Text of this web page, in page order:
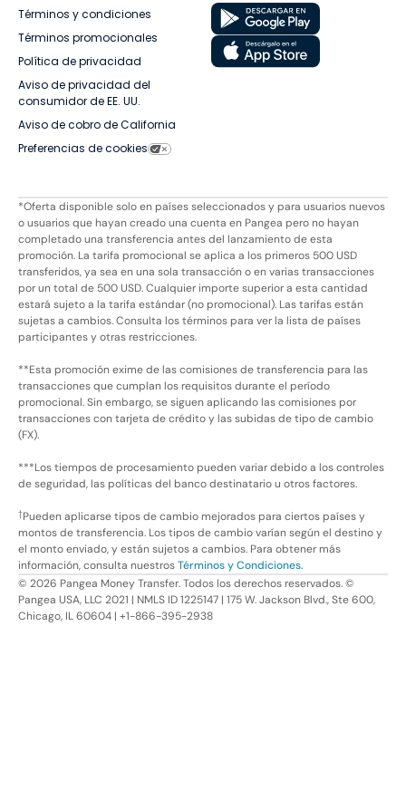
Términos y condiciones
Términos promocionales
Política de privacidad
Aviso de privacidad del
consumidor de EE. UU.
Aviso de cobro de California
Preferencias de cookies
*Oferta disponible solo en países seleccionados y para usuarios nuevos
o usuarios que hayan creado una cuenta en Pangea pero no hayan
completado una transferencia antes del lanzamiento de esta
promoción. La tarifa promocional se aplica a los primeros 500 USD
transferidos, ya sea en una sola transacción o en varias transacciones
por un total de 500 USD. Cualquier importe superior a esta cantidad
estará sujeto a la tarifa estándar (no promocional). Las tarifas están
sujetas a cambios. Consulta los términos para ver la lista de países
participantes y otras restricciones.
**Esta promoción exime de las comisiones de transferencia para las
transacciones que cumplan los requisitos durante el período
promocional. Sin embargo, se siguen aplicando las comisiones por
transacciones con tarjeta de crédito y las subidas de tipo de cambio
(FX).
***Los tiempos de procesamiento pueden variar debido a los controles
de seguridad, las políticas del banco destinatario u otros factores.
†Pueden aplicarse tipos de cambio mejorados para ciertos países y
montos de transferencia. Los tipos de cambio varían según el destino y
el monto enviado, y están sujetos a cambios. Para obtener más
información, consulta nuestrosTérminos y Condiciones.
© 2026 Pangea Money Transfer. Todos los derechos reservados. ©
Pangea USA, LLC 2021 | NMLS ID 1225147 | 175 W. Jackson Blvd., Ste 600,
Chicago, IL 60604 | +1-866-395-2938